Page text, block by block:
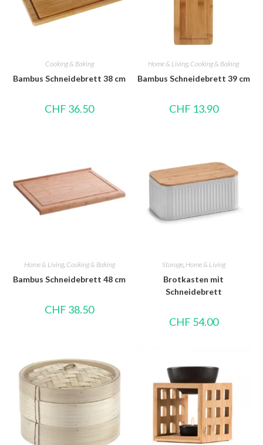
Cooking & Baking
Bambus Schneidebrett 38 cm
CHF 36.50
Home & Living, Cooking & Baking
Bambus Schneidebrett 39 cm
CHF 13.90
Home & Living, Cooking & Baking
Bambus Schneidebrett 48 cm
CHF 38.50
Storage, Home & Living
Brotkasten mit
Schneidebrett
CHF 54.00